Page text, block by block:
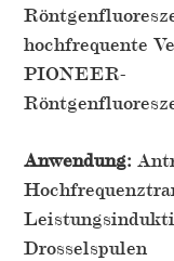
hochfrequente
PIONEER-
Anwendung:
Drosselspulen